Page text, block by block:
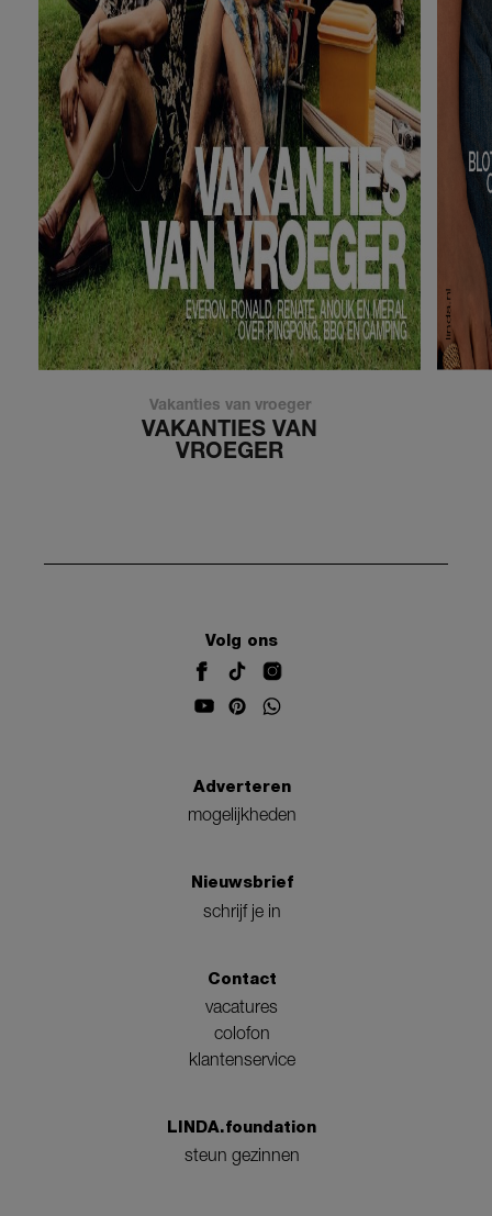
Vakanties van vroeger
VAKANTIES VAN
VROEGER
Volg ons
Adverteren
mogelijkheden
Nieuwsbrief
schrijf je in
Contact
vacatures
colofon
klantenservice
LINDA.foundation
steun gezinnen